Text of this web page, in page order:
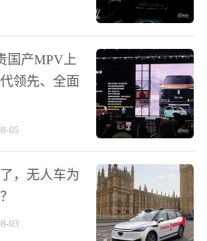
国产MPV上
领先、全面
05
，无人车为
03